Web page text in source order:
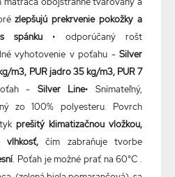
zlepšujú prekrvenie pokožky a
spánku • odporúčaný rošt
vyhotovenie v poťahu - Silver
m3, PUR jadro 35 kg/m3, PUR 7
- Silver Line• Snímateľný,
zo 100% polyesteru. Povrch
prešitý klimatizačnou vložkou,
vlhkosť, čím zabraňuje tvorbe
. Poťah je možné prať na 60°C .